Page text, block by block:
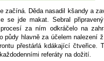
začíná. Děda nasadil kšandy a
se jde makat. Sebral
za ním odkráčelo na
půdy hlavně za účelem nalezení
přestárlá kdákající čtveřice.
referáty na dožití.